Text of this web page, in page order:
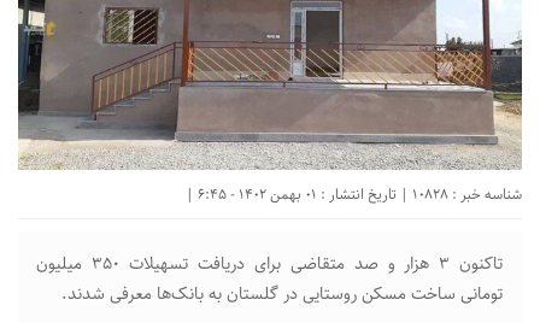
شناسه خبر : 10828 | تاریخ انتشار : 01 بهمن 1402 - 6:45 |
تاکنون ۳ هزار و صد متقاضی برای دریافت تسهیلات ۳۵۰ میلیون
تومانی ساخت مسکن روستایی در گلستان به بانک‌ها معرفی شدند.